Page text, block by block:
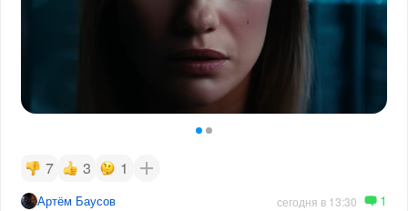
7 3 1
Артём Баусов сегодня в 13:30 1